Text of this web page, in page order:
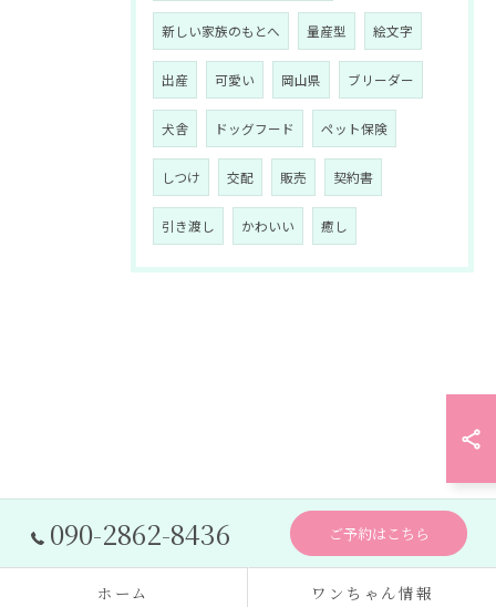
新しい家族のもとへ 量産型 絵文字
出産 可愛い 岡山県 ブリーダー
犬舎 ドッグフード ペット保険
しつけ 交配 販売 契約書
引き渡し かわいい 癒し
090-2862-8436 ご予約はこちら
ホーム ワンちゃん情報